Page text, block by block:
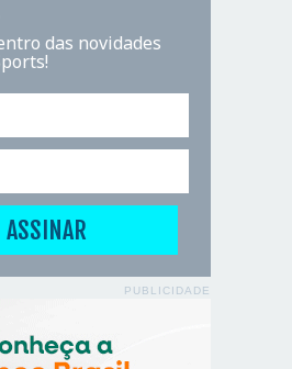
das novidades
PUBLICIDADE